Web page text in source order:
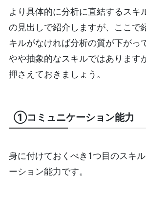
より具体的に分析に直結するスキ
の見出しで紹介しますが、ここで
キルがなければ分析の質が下がっ
やや抽象的なスキルではあります
押さえておきましょう。
①コミュニケーション能力
身に付けておくべき1つ目のスキ
ーション能力です。